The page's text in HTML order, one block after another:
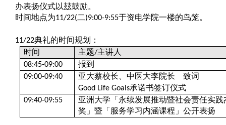
办表扬仪式以玆鼓励。
时间地点为11/22(二)9:00-9:55于资电学院一楼的鸟笼。
11/22典礼的时间规划：
时间
主题/主讲人
08:45-09:00 报到
09:00-09:40 亚大蔡校长、中医大李院长 致词
Good Life Goals承诺书签订仪式
09:40-09:55
亚洲大学「永续发展推动暨社会责任实践
奖」暨「服务学习内涵课程」公开表扬